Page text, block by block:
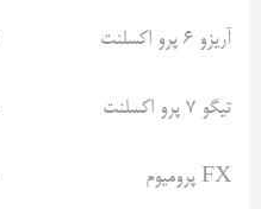
آریزو ۶ پرو اکسلنت
تیگو ۷ پرو اکسلنت
FX پرومیوم